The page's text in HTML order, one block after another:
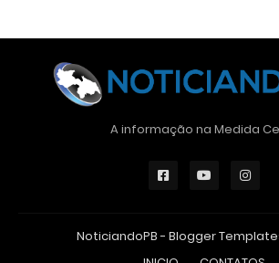
A informação na Medida
NoticiandoPB - Blogger